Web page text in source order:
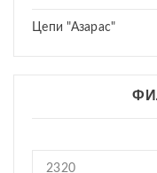
Цепи "Азарас"